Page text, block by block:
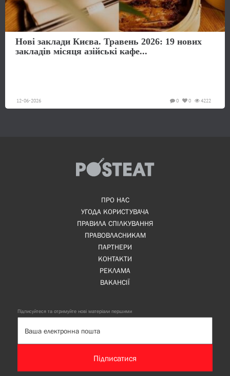
Нові заклади Києва. Травень 2026: 19 нових
закладів місяця азійські кафе...
12-06-2026 4222
0
0
ПРО НАС
УГОДА КОРИСТУВАЧА
ПРАВИЛА СПІЛКУВАННЯ
ПРАВОВЛАСНИКАМ
ПАРТНЕРИ
КОНТАКТИ
РЕКЛАМА
ВАКАНСІЇ
Підписуйтеся та отримуйте нові матеріали першими
Підписатися